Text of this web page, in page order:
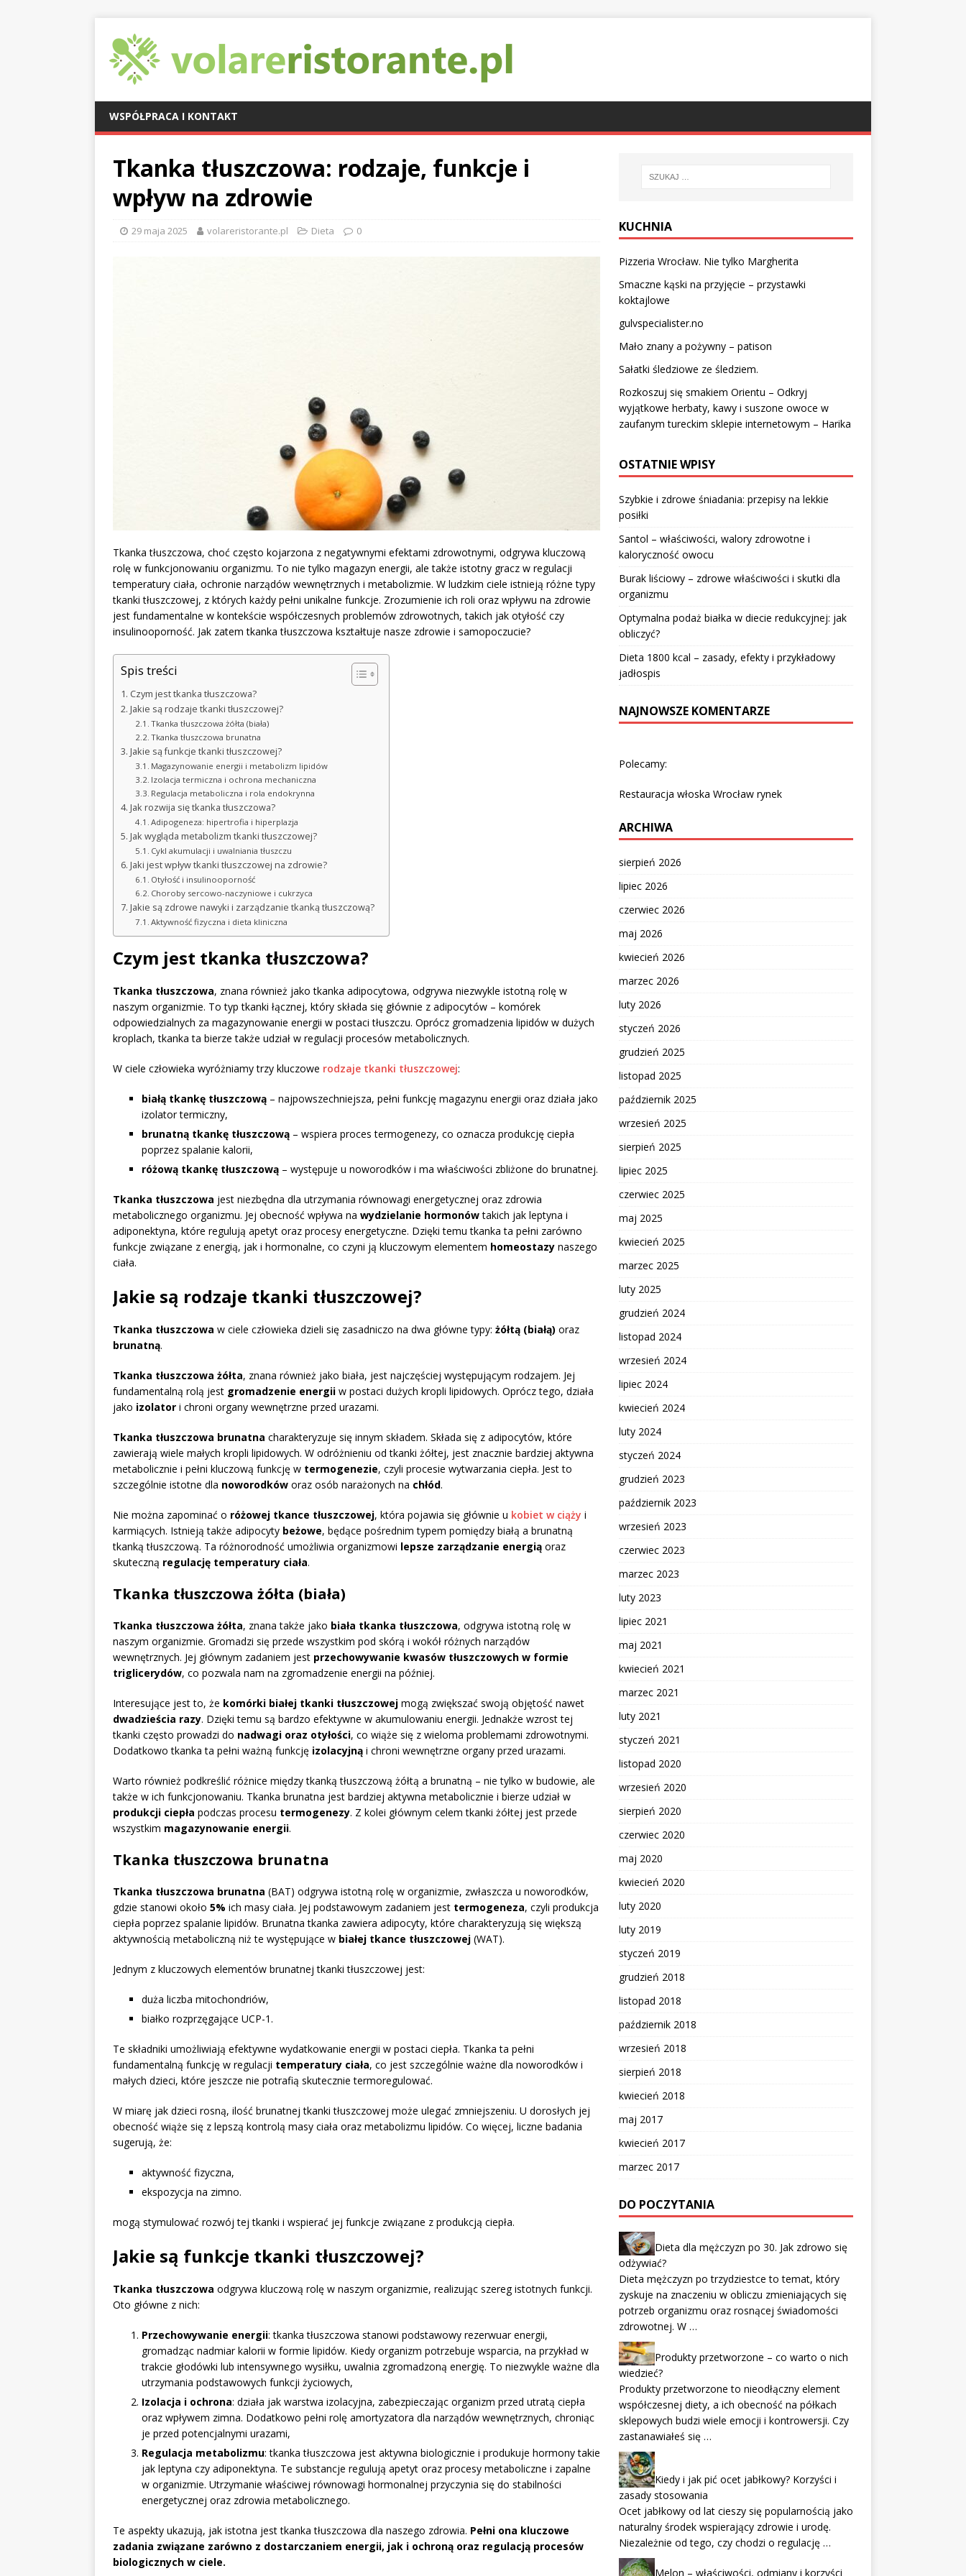
WSPÓŁPRACA I KONTAKT
Tkanka tłuszczowa: rodzaje, funkcje i
wpływ na zdrowie
29 maja 2025 volareristorante.pl Dieta 0
Tkanka tłuszczowa, choć często kojarzona z negatywnymi efektami zdrowotnymi, odgrywa kluczową
rolę w funkcjonowaniu organizmu. To nie tylko magazyn energii, ale także istotny gracz w regulacji
temperatury ciała, ochronie narządów wewnętrznych i metabolizmie. W ludzkim ciele istnieją różne typy
tkanki tłuszczowej, z których każdy pełni unikalne funkcje. Zrozumienie ich roli oraz wpływu na zdrowie
jest fundamentalne w kontekście współczesnych problemów zdrowotnych, takich jak otyłość czy
insulinooporność. Jak zatem tkanka tłuszczowa kształtuje nasze zdrowie i samopoczucie?
Spis treści
Czym jest tkanka tłuszczowa?
Jakie są rodzaje tkanki tłuszczowej?
Tkanka tłuszczowa żółta (biała)
Tkanka tłuszczowa brunatna
Jakie są funkcje tkanki tłuszczowej?
Magazynowanie energii i metabolizm lipidów
Izolacja termiczna i ochrona mechaniczna
Regulacja metaboliczna i rola endokrynna
Jak rozwija się tkanka tłuszczowa?
Adipogeneza: hipertrofia i hiperplazja
Jak wygląda metabolizm tkanki tłuszczowej?
Cykl akumulacji i uwalniania tłuszczu
Jaki jest wpływ tkanki tłuszczowej na zdrowie?
Otyłość i insulinooporność
Choroby sercowo-naczyniowe i cukrzyca
Jakie są zdrowe nawyki i zarządzanie tkanką tłuszczową?
Aktywność fizyczna i dieta kliniczna
Czym jest tkanka tłuszczowa?
Tkanka tłuszczowa, znana również jako tkanka adipocytowa, odgrywa niezwykle istotną rolę w
naszym organizmie. To typ tkanki łącznej, który składa się głównie z adipocytów – komórek
odpowiedzialnych za magazynowanie energii w postaci tłuszczu. Oprócz gromadzenia lipidów w dużych
kroplach, tkanka ta bierze także udział w regulacji procesów metabolicznych.
W ciele człowieka wyróżniamy trzy kluczowe rodzaje tkanki tłuszczowej:
białą tkankę tłuszczową – najpowszechniejsza, pełni funkcję magazynu energii oraz działa jako
izolator termiczny,
brunatną tkankę tłuszczową – wspiera proces termogenezy, co oznacza produkcję ciepła
poprzez spalanie kalorii,
różową tkankę tłuszczową – występuje u noworodków i ma właściwości zbliżone do brunatnej.
Tkanka tłuszczowa jest niezbędna dla utrzymania równowagi energetycznej oraz zdrowia
metabolicznego organizmu. Jej obecność wpływa na wydzielanie hormonówtakich jak leptyna i
adiponektyna, które regulują apetyt oraz procesy energetyczne. Dzięki temu tkanka ta pełni zarówno
funkcje związane z energią, jak i hormonalne, co czyni ją kluczowym elementem homeostazy naszego
ciała.
Jakie są rodzaje tkanki tłuszczowej?
Tkanka tłuszczowa w ciele człowieka dzieli się zasadniczo na dwa główne typy: żółtą (białą) oraz
brunatną.
Tkanka tłuszczowa żółta, znana również jako biała, jest najczęściej występującym rodzajem. Jej
fundamentalną rolą jest gromadzenie energii w postaci dużych kropli lipidowych. Oprócz tego, działa
jako izolator i chroni organy wewnętrzne przed urazami.
Tkanka tłuszczowa brunatna charakteryzuje się innym składem. Składa się z adipocytów, które
zawierają wiele małych kropli lipidowych. W odróżnieniu od tkanki żółtej, jest znacznie bardziej aktywna
metabolicznie i pełni kluczową funkcję w termogenezie, czyli procesie wytwarzania ciepła. Jest to
szczególnie istotne dla noworodków oraz osób narażonych na chłód.
Nie można zapominać o różowej tkance tłuszczowej, która pojawia się głównie u kobiet w ciąży i
karmiących. Istnieją także adipocyty beżowe, będące pośrednim typem pomiędzy białą a brunatną
tkanką tłuszczową. Ta różnorodność umożliwia organizmowi lepsze zarządzanie energią oraz
skuteczną regulację temperatury ciała.
Tkanka tłuszczowa żółta (biała)
Tkanka tłuszczowa żółta, znana także jako biała tkanka tłuszczowa, odgrywa istotną rolę w
naszym organizmie. Gromadzi się przede wszystkim pod skórą i wokół różnych narządów
wewnętrznych. Jej głównym zadaniem jest przechowywanie kwasów tłuszczowych w formie
triglicerydów, co pozwala nam na zgromadzenie energii na później.
Interesujące jest to, że komórki białej tkanki tłuszczowej mogą zwiększać swoją objętość nawet
dwadzieścia razy. Dzięki temu są bardzo efektywne w akumulowaniu energii. Jednakże wzrost tej
tkanki często prowadzi do nadwagi oraz otyłości, co wiąże się z wieloma problemami zdrowotnymi.
Dodatkowo tkanka ta pełni ważną funkcję izolacyjną i chroni wewnętrzne organy przed urazami.
Warto również podkreślić różnice między tkanką tłuszczową żółtą a brunatną – nie tylko w budowie, ale
także w ich funkcjonowaniu. Tkanka brunatna jest bardziej aktywna metabolicznie i bierze udział w
produkcji ciepła podczas procesu termogenezy. Z kolei głównym celem tkanki żółtej jest przede
wszystkim magazynowanie energii.
Tkanka tłuszczowa brunatna
Tkanka tłuszczowa brunatna (BAT) odgrywa istotną rolę w organizmie, zwłaszcza u noworodków,
gdzie stanowi około 5% ich masy ciała. Jej podstawowym zadaniem jest termogeneza, czyli produkcja
ciepła poprzez spalanie lipidów. Brunatna tkanka zawiera adipocyty, które charakteryzują się większą
aktywnością metaboliczną niż te występujące w białej tkance tłuszczowej (WAT).
Jednym z kluczowych elementów brunatnej tkanki tłuszczowej jest:
duża liczba mitochondriów,
białko rozprzęgające UCP-1.
Te składniki umożliwiają efektywne wydatkowanie energii w postaci ciepła. Tkanka ta pełni
fundamentalną funkcję w regulacji temperatury ciała, co jest szczególnie ważne dla noworodków i
małych dzieci, które jeszcze nie potrafią skutecznie termoregulować.
W miarę jak dzieci rosną, ilość brunatnej tkanki tłuszczowej może ulegać zmniejszeniu. U dorosłych jej
obecność wiąże się z lepszą kontrolą masy ciała oraz metabolizmu lipidów. Co więcej, liczne badania
sugerują, że:
aktywność fizyczna,
ekspozycja na zimno.
mogą stymulować rozwój tej tkanki i wspierać jej funkcje związane z produkcją ciepła.
Jakie są funkcje tkanki tłuszczowej?
Tkanka tłuszczowa odgrywa kluczową rolę w naszym organizmie, realizując szereg istotnych funkcji.
Oto główne z nich:
Przechowywanie energii: tkanka tłuszczowa stanowi podstawowy rezerwuar energii,
gromadząc nadmiar kalorii w formie lipidów. Kiedy organizm potrzebuje wsparcia, na przykład w
trakcie głodówki lub intensywnego wysiłku, uwalnia zgromadzoną energię. To niezwykle ważne dla
utrzymania podstawowych funkcji życiowych,
Izolacja i ochrona: działa jak warstwa izolacyjna, zabezpieczając organizm przed utratą ciepła
oraz wpływem zimna. Dodatkowo pełni rolę amortyzatora dla narządów wewnętrznych, chroniąc
je przed potencjalnymi urazami,
Regulacja metabolizmu: tkanka tłuszczowa jest aktywna biologicznie i produkuje hormony takie
jak leptyna czy adiponektyna. Te substancje regulują apetyt oraz procesy metaboliczne i zapalne
w organizmie. Utrzymanie właściwej równowagi hormonalnej przyczynia się do stabilności
energetycznej oraz zdrowia metabolicznego.
Te aspekty ukazują, jak istotna jest tkanka tłuszczowa dla naszego zdrowia. Pełni ona kluczowe
zadania związane zarówno z dostarczaniem energii, jak i ochroną oraz regulacją procesów
biologicznych w ciele.
KUCHNIA
Pizzeria Wrocław. Nie tylko Margherita
Smaczne kąski na przyjęcie – przystawki
koktajlowe
gulvspecialister.no
Mało znany a pożywny – patison
Sałatki śledziowe ze śledziem.
Rozkoszuj się smakiem Orientu – Odkryj
wyjątkowe herbaty, kawy i suszone owoce w
zaufanym tureckim sklepie internetowym – Harika
OSTATNIE WPISY
Szybkie i zdrowe śniadania: przepisy na lekkie
posiłki
Santol – właściwości, walory zdrowotne i
kaloryczność owocu
Burak liściowy – zdrowe właściwości i skutki dla
organizmu
Optymalna podaż białka w diecie redukcyjnej: jak
obliczyć?
Dieta 1800 kcal – zasady, efekty i przykładowy
jadłospis
NAJNOWSZE KOMENTARZE
Polecamy:
Restauracja włoska Wrocław rynek
ARCHIWA
sierpień 2026
lipiec 2026
czerwiec 2026
maj 2026
kwiecień 2026
marzec 2026
luty 2026
styczeń 2026
grudzień 2025
listopad 2025
październik 2025
wrzesień 2025
sierpień 2025
lipiec 2025
czerwiec 2025
maj 2025
kwiecień 2025
marzec 2025
luty 2025
grudzień 2024
listopad 2024
wrzesień 2024
lipiec 2024
kwiecień 2024
luty 2024
styczeń 2024
grudzień 2023
październik 2023
wrzesień 2023
czerwiec 2023
marzec 2023
luty 2023
lipiec 2021
maj 2021
kwiecień 2021
marzec 2021
luty 2021
styczeń 2021
listopad 2020
wrzesień 2020
sierpień 2020
czerwiec 2020
maj 2020
kwiecień 2020
luty 2020
luty 2019
styczeń 2019
grudzień 2018
listopad 2018
październik 2018
wrzesień 2018
sierpień 2018
kwiecień 2018
maj 2017
kwiecień 2017
marzec 2017
DO POCZYTANIA
Dieta dla mężczyzn po 30. Jak zdrowo się
odżywiać?
Dieta mężczyzn po trzydziestce to temat, który
zyskuje na znaczeniu w obliczu zmieniających się
potrzeb organizmu oraz rosnącej świadomości
zdrowotnej. W …
Produkty przetworzone – co warto o nich
wiedzieć?
Produkty przetworzone to nieodłączny element
współczesnej diety, a ich obecność na półkach
sklepowych budzi wiele emocji i kontrowersji. Czy
zastanawiałeś się …
Kiedy i jak pić ocet jabłkowy? Korzyści i
zasady stosowania
Ocet jabłkowy od lat cieszy się popularnością jako
naturalny środek wspierający zdrowie i urodę.
Niezależnie od tego, czy chodzi o regulację …
Melon – właściwości, odmiany i korzyści